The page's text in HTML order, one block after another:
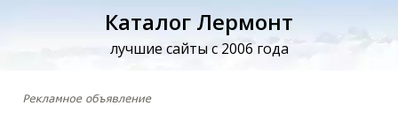
Каталог Лермонт
лучшие сайты с 2006 года